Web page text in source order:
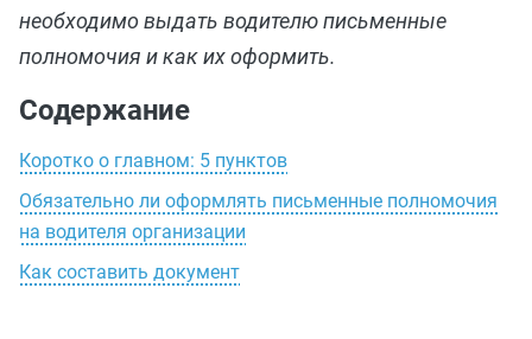
необходимо выдать водителю письменные
полномочия и как их оформить.
Содержание
Коротко о главном: 5 пунктов
Обязательно ли оформлять письменные полномочия
на водителя организации
Как составить документ